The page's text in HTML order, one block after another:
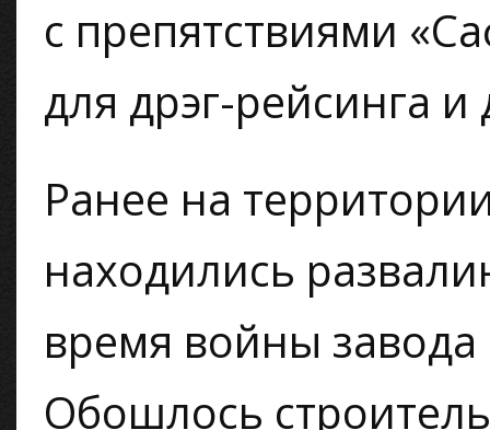
с препятствиями
для дрэг-рейсинга
Ранее на
находились
время войны
Обошлось